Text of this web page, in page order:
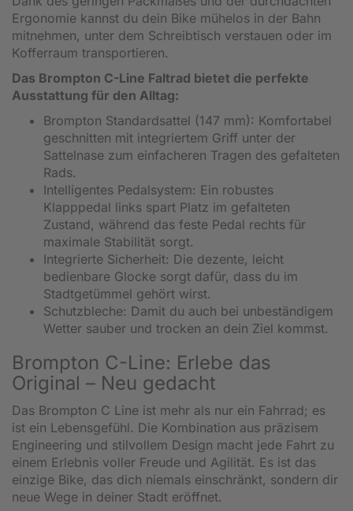
Ergonomie kannst du dein Bike mühelos in der Bahn
mitnehmen, unter dem Schreibtisch verstauen oder im
Kofferraum transportieren.
Das Brompton C-Line Faltrad bietet die perfekte
Ausstattung für den Alltag:
Brompton Standardsattel (147 mm): Komfortabel
geschnitten mit integriertem Griff unter der
Sattelnase zum einfacheren Tragen des gefalteten
Rads.
Intelligentes Pedalsystem: Ein robustes
Klapppedal links spart Platz im gefalteten
Zustand, während das feste Pedal rechts für
maximale Stabilität sorgt.
Integrierte Sicherheit: Die dezente, leicht
bedienbare Glocke sorgt dafür, dass du im
Stadtgetümmel gehört wirst.
Schutzbleche: Damit du auch bei unbeständigem
Wetter sauber und trocken an dein Ziel kommst.
Brompton C-Line: Erlebe das
Original – Neu gedacht
Das Brompton C Line ist mehr als nur ein Fahrrad; es
ist ein Lebensgefühl. Die Kombination aus präzisem
Engineering und stilvollem Design macht jede Fahrt zu
einem Erlebnis voller Freude und Agilität. Es ist das
einzige Bike, das dich niemals einschränkt, sondern dir
neue Wege in deiner Stadt eröffnet.